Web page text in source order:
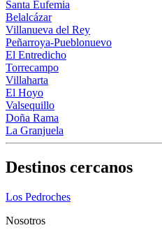
Santa Eufemia
Belalcázar
Villanueva del Rey
Peñarroya-Pueblonuevo
El Entredicho
Torrecampo
Villaharta
El Hoyo
Valsequillo
Doña Rama
La Granjuela
Destinos cercanos
Los Pedroches
Nosotros